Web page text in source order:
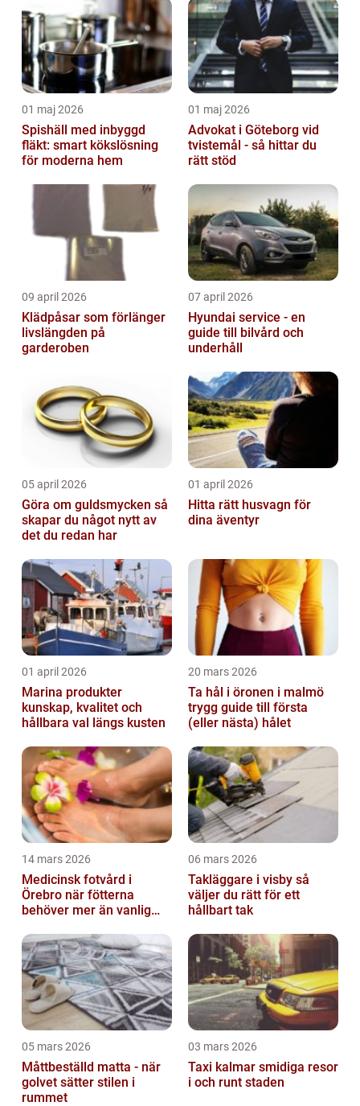
01 maj 2026
Spishäll med inbyggd
fläkt: smart kökslösning
för moderna hem
01 maj 2026
Advokat i Göteborg vid
tvistemål - så hittar du
rätt stöd
09 april 2026
Klädpåsar som förlänger
livslängden på
garderoben
07 april 2026
Hyundai service - en
guide till bilvård och
underhåll
05 april 2026
Göra om guldsmycken så
skapar du något nytt av
det du redan har
01 april 2026
Hitta rätt husvagn för
dina äventyr
01 april 2026
Marina produkter
kunskap, kvalitet och
hållbara val längs kusten
20 mars 2026
Ta hål i öronen i malmö
trygg guide till första
(eller nästa) hålet
14 mars 2026
Medicinsk fotvård i
Örebro när fötterna
behöver mer än vanlig
06 mars 2026
Takläggare i visby så
väljer du rätt för ett
hållbart tak
05 mars 2026
Måttbeställd matta - när
golvet sätter stilen i
rummet
03 mars 2026
Taxi kalmar smidiga resor
i och runt staden